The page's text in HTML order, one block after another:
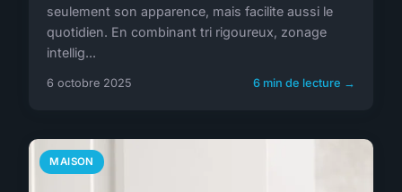
seulement son apparence, mais facilite aussi le
quotidien. En combinant tri rigoureux, zonage
intellig...
6 octobre 2025 6 min de lecture →
MAISON